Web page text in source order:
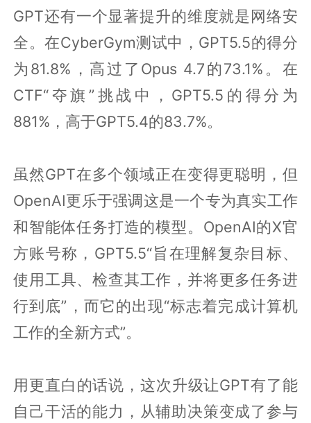
GPT还有一个显著提升的维度就是网络安
全。在CyberGym测试中，GPT5.5的得分
为81.8%，高过了Opus 4.7的73.1%。在
CTF“夺旗”挑战中，GPT5.5的得分为
881%，高于GPT5.4的83.7%。
虽然GPT在多个领域正在变得更聪明，但
OpenAI更乐于强调这是一个专为真实工作
和智能体任务打造的模型。OpenAI的X官
方账号称，GPT5.5“旨在理解复杂目标、
使用工具、检查其工作，并将更多任务进
行到底”，而它的出现“标志着完成计算机
工作的全新方式”。
用更直白的话说，这次升级让GPT有了能
自己干活的能力，从辅助决策变成了参与